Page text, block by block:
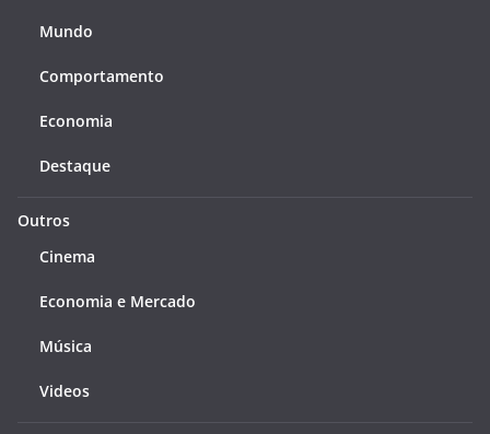
Mundo
Comportamento
Economia
Destaque
Outros
Cinema
Economia e Mercado
Música
Videos